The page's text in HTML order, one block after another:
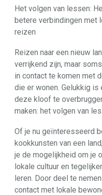
Het volgen van lessen:
betere verbindingen met
reizen
Reizen naar een nieuw
verrijkend zijn, maar
in contact te komen met
die er wonen. Gelukkig
deze kloof te
maken: het volgen van
Of je nu geïnteresseerd
kookkunsten van een
je de mogelijkheid om je
lokale cultuur en
leren. Door deel te
contact met lokale